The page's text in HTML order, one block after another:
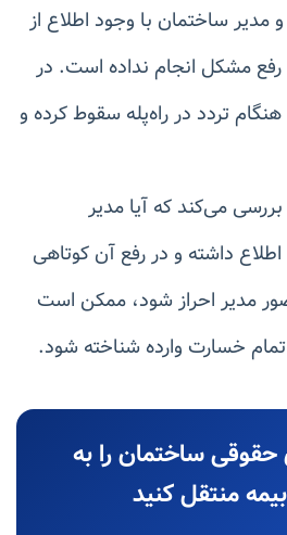
ساختمان با وجود اطلاع از
رفع مشکل انجام نداده است. در
تردد در راه‌پله سقوط کرده و
می‌کند که آیا مدیر
داشته و در رفع آن کوتاهی
مدیر احراز شود، ممکن است
خسارت وارده شناخته شود.
ساختمان را به
منتقل کنید